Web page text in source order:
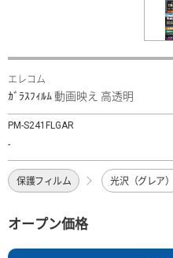
エレコム
ｶﾞﾗｽﾌｨﾙﾑ 動画映え 高透明
PM-S241FLGAR
-
保護フィルム 光沢（グレア）
オープン価格